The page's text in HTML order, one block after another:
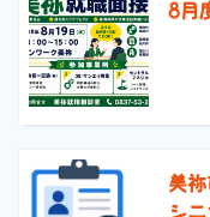
8月
美
シ